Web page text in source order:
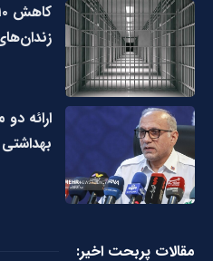
مقالات پربحت اخیر: